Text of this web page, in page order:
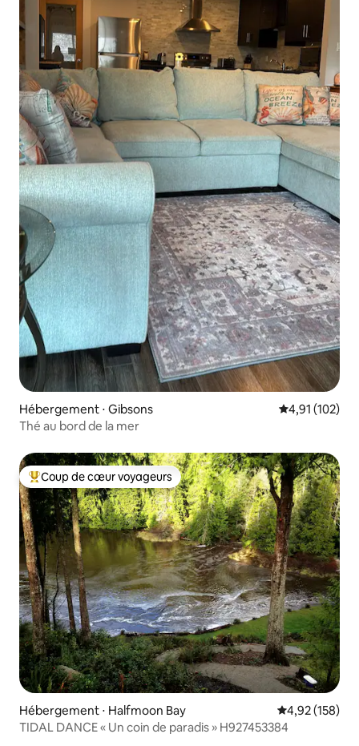
Hébergement ⋅ Gibsons Évaluation
4,91 (102)
Thé au bord de la mer
Coups de cœur voyageurs les plus appréciés
Coup de cœur voyageurs
Hébergement ⋅ Halfmoon Bay Évaluation
4,92 (158)
TIDAL DANCE « Un coin de paradis » H927453384